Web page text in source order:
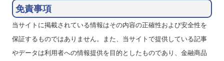
免責事項
当サイトに掲載されている情報はその内容の正確性および安全性を
保証するものではありません。また、当サイトで提供している記事
やデータは利用者への情報提供を目的としたものであり、金融商品